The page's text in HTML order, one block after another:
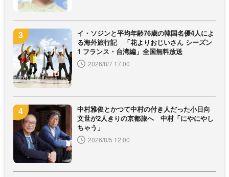
イ・ソジンと平均年齢76歳の韓国名優4人によ
る海外旅行記 「花よりおじいさん シーズン
1 フランス・台湾編」全国無料放送
2026/8/7 17:00
中村雅俊とかつて中村の付き人だった小日向
文世が2人きりの京都旅へ 中村「にやにやし
ちゃう」
2026/8/5 12:00